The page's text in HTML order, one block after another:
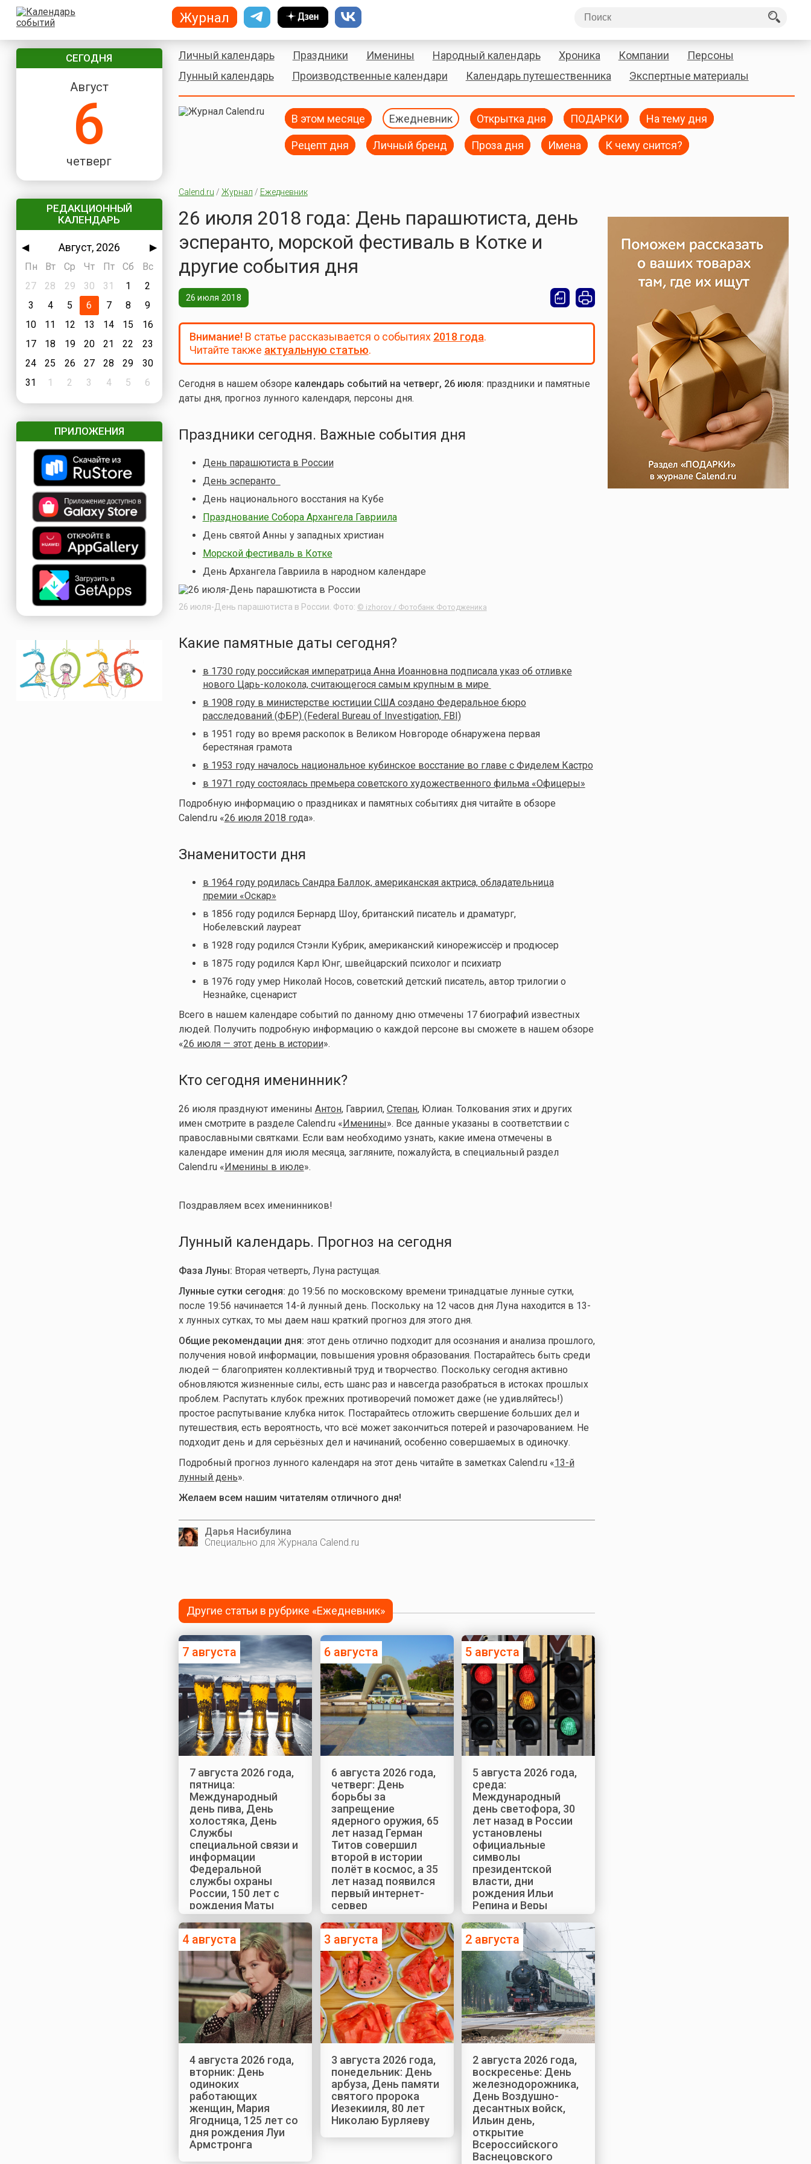
СЕГОДНЯ
Август
6
четверг
РЕДАКЦИОННЫЙ
КАЛЕНДАРЬ
◀ Август, 2026
▶
Пн
Вт Ср Чт Пт Сб
Вс
27
28 29 30 31 1
2
3
4 5 6 7 8
9
10
11 12 13 14 15
16
17
18 19 20 21 22
23
24
25 26 27 28 29
30
31
1 2 3 4 5 6
ПРИЛОЖЕНИЯ
Личный календарь Праздники Именины Народный календарь Хроника Компании
Персоны
Лунный календарь
Производственные календари Календарь путешественника Экспертные материалы
В этом месяце Ежедневник Открытка дня ПОДАРКИ На тему дня
Рецепт дня Личный бренд Проза дня Имена К чему снится?
Calend.ru / Журнал / Ежедневник
26 июля 2018 года: День парашютиста, день
эсперанто, морской фестиваль в Котке и
другие события дня
26 июля 2018
Внимание!В статье рассказывается о событиях 2018 года.
Читайте также актуальную статью.
Сегодня в нашем обзоре календарь событий на четверг, 26 июля: праздники и памятные
даты дня, прогноз лунного календаря, персоны дня.
Праздники сегодня. Важные события дня
День парашютиста в России
День эсперанто
День национального восстания на Кубе
Празднование Собора Архангела Гавриила
День святой Анны у западных христиан
Морской фестиваль в Котке
День Архангела Гавриила в народном календаре
26 июля-День парашютиста в России. Фото: © izhorov / Фотобанк Фотодженика
Какие памятные даты сегодня?
в 1730 году российская императрица Анна Иоанновна подписала указ об отливке
нового Царь-колокола, считающегося самым крупным в мире
в 1908 году в министерстве юстиции США создано Федеральное бюро
расследований (ФБР) (Federal Bureau of Investigation, FBI)
в 1951 году во время раскопок в Великом Новгороде обнаружена первая
берестяная грамота
в 1953 году началось национальное кубинское восстание во главе с Фиделем Кастро
в 1971 году состоялась премьера советского художественного фильма «Офицеры»
Подробную информацию о праздниках и памятных событиях дня читайте в обзоре
Calend.ru «26 июля 2018 года».
Знаменитости дня
в 1964 году родилась Сандра Баллок, американская актриса, обладательница
премии «Оскар»
в 1856 году родился Бернард Шоу, британский писатель и драматург,
Нобелевский лауреат
в 1928 году родился Стэнли Кубрик, американский кинорежиссёр и продюсер
в 1875 году родился Карл Юнг, швейцарский психолог и психиатр
в 1976 году умер Николай Носов, советский детский писатель, автор трилогии о
Незнайке, сценарист
Всего в нашем календаре событий по данному дню отмечены 17 биографий известных
людей. Получить подробную информацию о каждой персоне вы сможете в нашем обзоре
«26 июля — этот день в истории».
Кто сегодня именинник?
26 июля празднуют именины Антон, Гавриил, Степан, Юлиан. Толкования этих и других
имен смотрите в разделе Calend.ru «Именины». Все данные указаны в соответствии с
православными святками. Если вам необходимо узнать, какие имена отмечены в
календаре именин для июля месяца, загляните, пожалуйста, в специальный раздел
Calend.ru «Именины в июле».
Поздравляем всех именинников!
Лунный календарь. Прогноз на сегодня
Фаза Луны: Вторая четверть, Луна растущая.
Лунные сутки сегодня: до 19:56 по московскому времени тринадцатые лунные сутки,
после 19:56 начинается 14-й лунный день. Поскольку на 12 часов дня Луна находится в 13-
х лунных сутках, то мы даем наш краткий прогноз для этого дня.
Общие рекомендации дня: этот день отлично подходит для осознания и анализа прошлого,
получения новой информации, повышения уровня образования. Постарайтесь быть среди
людей — благоприятен коллективный труд и творчество. Поскольку сегодня активно
обновляются жизненные силы, есть шанс раз и навсегда разобраться в истоках прошлых
проблем. Распутать клубок прежних противоречий поможет даже (не удивляйтесь!)
простое распутывание клубка ниток. Постарайтесь отложить свершение больших дел и
путешествия, есть вероятность, что всё может закончиться потерей и разочарованием. Не
подходит день и для серьёзных дел и начинаний, особенно совершаемых в одиночку.
Подробный прогноз лунного календаря на этот день читайте в заметках Calend.ru «13-й
лунный день».
Желаем всем нашим читателям отличного дня!
Дарья Насибулина
Специально для Журнала Calend.ru
Другие статьи в рубрике «Ежедневник»
7 августа
7 августа 2026 года,
пятница:
Международный
день пива, День
холостяка, День
Службы
специальной связи и
информации
Федеральной
службы охраны
России, 150 лет с
рождения Маты
Хари
6 августа
6 августа 2026 года,
четверг: День
борьбы за
запрещение
ядерного оружия, 65
лет назад Герман
Титов совершил
второй в истории
полёт в космос, а 35
лет назад появился
первый интернет-
сервер
5 августа
5 августа 2026 года,
среда:
Международный
день светофора, 30
лет назад в России
установлены
официальные
символы
президентской
власти, дни
рождения Ильи
Репина и Веры
Холодной
4 августа
4 августа 2026 года,
вторник: День
одиноких
работающих
женщин, Мария
Ягодница, 125 лет со
дня рождения Луи
Армстронга
3 августа
3 августа 2026 года,
понедельник: День
арбуза, День памяти
святого пророка
Иезекииля, 80 лет
Николаю Бурляеву
2 августа
2 августа 2026 года,
воскресенье: День
железнодорожника,
День Воздушно-
десантных войск,
Ильин день,
открытие
Всероссийского
Васнецовского
Журнал